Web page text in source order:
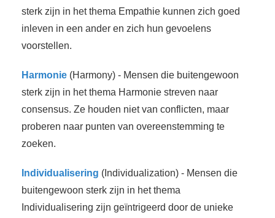
sterk zijn in het thema Empathie kunnen zich goed
inleven in een ander en zich hun gevoelens
voorstellen.
Harmonie (Harmony) - Mensen die buitengewoon
sterk zijn in het thema Harmonie streven naar
consensus. Ze houden niet van conflicten, maar
proberen naar punten van overeenstemming te
zoeken.
Individualisering (Individualization) - Mensen die
buitengewoon sterk zijn in het thema
Individualisering zijn geïntrigeerd door de unieke